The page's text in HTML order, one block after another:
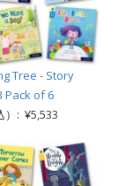
Tree - Story
Pack of 6
）: ¥5,533